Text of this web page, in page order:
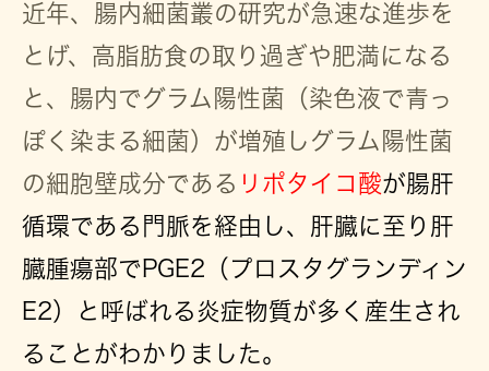
近年、腸内細菌叢の研究が急速な進歩を
とげ、高脂肪食の取り過ぎや肥満になる
と、腸内でグラム陽性菌（染色液で青っ
ぽく染まる細菌）が増殖しグラム陽性菌
の細胞壁成分である リポタイコ酸が腸肝
循環である門脈を経由し、肝臓に至り肝
臓腫瘍部でPGE2（プロスタグランディン
E2）と呼ばれる炎症物質が多く産生され
ることがわかりました。